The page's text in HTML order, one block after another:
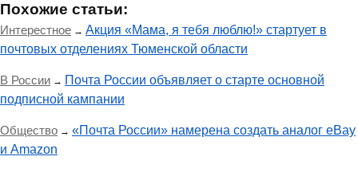
Похожие статьи:
Интерестное → Акция «Мама, я тебя люблю!» стартует в
почтовых отделениях Тюменской области
В России → Почта России объявляет о старте основной
подписной кампании
Общество → «Почта России» намерена создать аналог eBay
и Amazon